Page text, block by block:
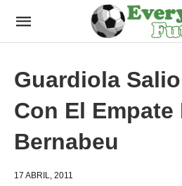
Guardiola
Con El Empate
Bernabeu
17 ABRIL, 2011